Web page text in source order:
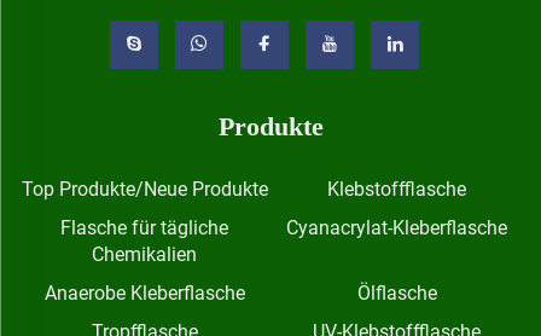
Produkte
Top Produkte/Neue Produkte
Klebstoffflasche
Flasche für tägliche
Chemikalien
Cyanacrylat-Kleberflasche
Anaerobe Kleberflasche
Ölflasche